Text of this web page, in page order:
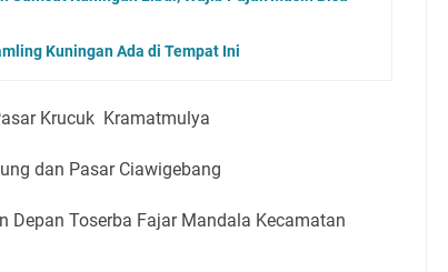
Kuningan Ada di Tempat Ini
Krucuk Kramatmulya
dan Pasar Ciawigebang
Depan Toserba Fajar Mandala Kecamatan